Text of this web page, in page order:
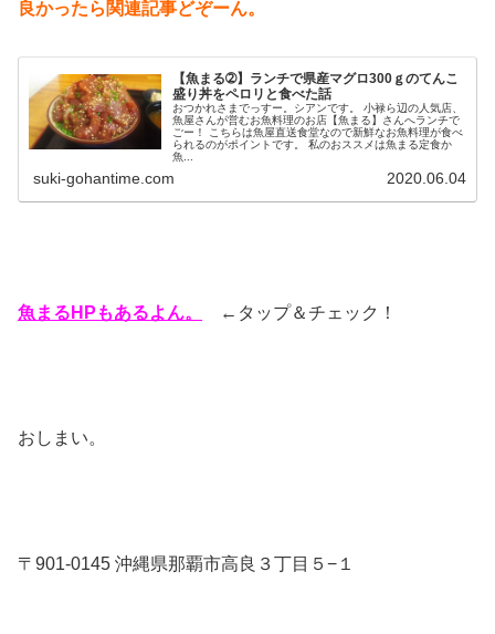
良かったら関連記事どぞーん。
【魚まる➁】ランチで県産マグロ300ｇのてんこ
盛り丼をペロリと食べた話
おつかれさまでっすー。シアンです。 小禄ら辺の人気店、
魚屋さんが営むお魚料理のお店【魚まる】さんへランチで
ごー！ こちらは魚屋直送食堂なので新鮮なお魚料理が食べ
られるのがポイントです。 私のおススメは魚まる定食か
魚...
suki-gohantime.com 2020.06.04
魚まるHPもあるよん。 ←タップ＆チェック！
おしまい。
〒901-0145 沖縄県那覇市高良３丁目５−１